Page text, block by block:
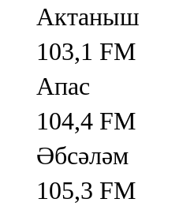
Актаныш
103,1 FM
Апас
104,4 FM
Әбсәләм
105,3 FM